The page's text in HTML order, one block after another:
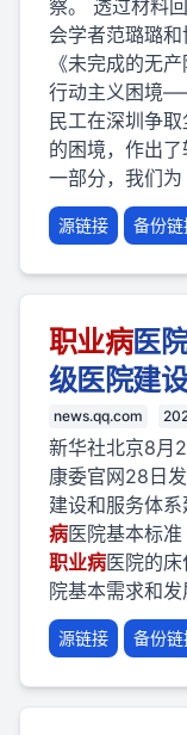
察。 透过材料
会学者范璐璐
《未完成的无
行动主义困境
民工在深圳争
的困境，作出
一部分，我们为
源链接 备份链
职业病医
级医院建
news.qq.com
新华社北京8月
康委官网28日
建设和服务体
病医院基本标
职业病医院的
院基本需求和
源链接 备份链